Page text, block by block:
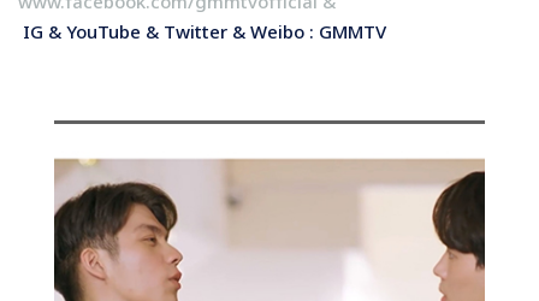
IG & YouTube & Twitter & Weibo : GMMTV